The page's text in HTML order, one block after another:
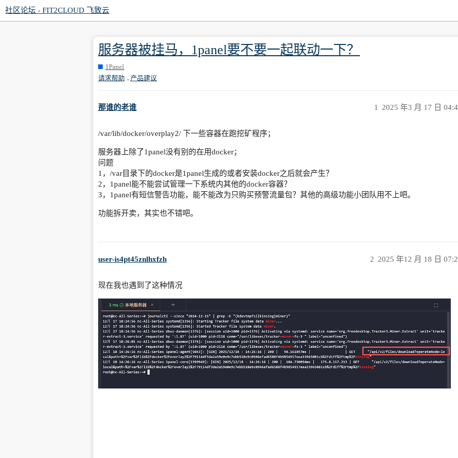
社区论坛 - FIT2CLOUD 飞致云
服务器被挂马，1panel要不要一起联动一下？
1Panel
请求帮助
产品建议
那谁的老谁 2025 年3 月 17 日
1
/var/lib/docker/overplay2/ 下一些容器在跑挖矿程序；
服务器上除了1panel没有别的在用docker；
问题
1，/var目录下的docker是1panel生成的或者安装docker之后就会产生？
2，1panel能不能尝试管理一下系统内其他的docker容器？
3，1panel有短信警告功能，能不能改为只购买预警流量包？其他的高级功能小团队用不上吧。
功能拆开卖，其实也不错吧。
user-is4pt45znlhxfzh 2025 年12 月 18 日
2
现在我也遇到了这种情况